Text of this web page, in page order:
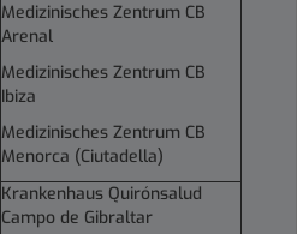
Medizinisches Zentrum CB
Arenal
Medizinisches Zentrum CB
Ibiza
Medizinisches Zentrum CB
Menorca (Ciutadella)
Krankenhaus Quirónsalud
Campo de Gibraltar